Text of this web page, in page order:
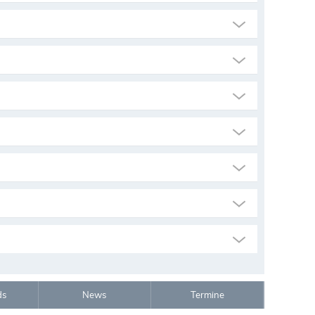
News Termine